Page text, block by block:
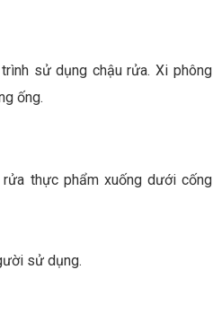
sử dụng chậu rửa. Xi phông
ống.
thực phẩm xuống dưới cống
sử dụng.